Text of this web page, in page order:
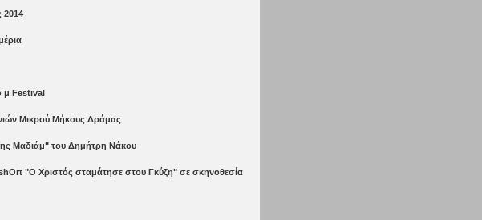
2014
μ Festival
Μικρού Μήκους Δράμας
Μαδιάμ" του Δημήτρη Νάκου
"Ο Χριστός σταμάτησε στου Γκύζη" σε σκηνοθεσία